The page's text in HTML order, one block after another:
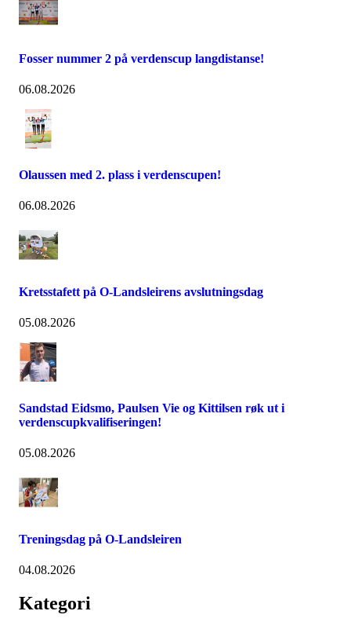
Fosser nummer 2 på verdenscup langdistanse!
06.08.2026
Olaussen med 2. plass i verdenscupen!
06.08.2026
Kretsstafett på O-Landsleirens avslutningsdag
05.08.2026
Sandstad Eidsmo, Paulsen Vie og Kittilsen røk ut i
verdenscupkvalifiseringen!
05.08.2026
Treningsdag på O-Landsleiren
04.08.2026
Kategori